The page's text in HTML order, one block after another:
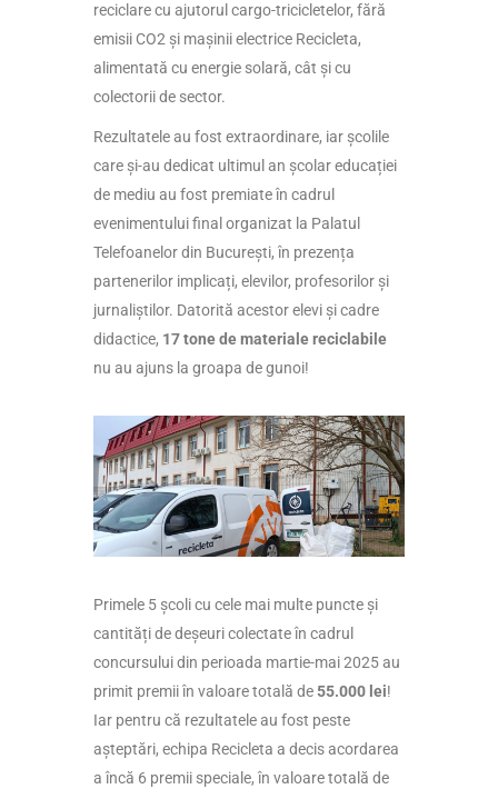
reciclare cu ajutorul cargo-tricicletelor, fără
emisii CO2 și mașinii electrice Recicleta,
alimentată cu energie solară, cât și cu
colectorii de sector.
Rezultatele au fost extraordinare, iar școlile
care și-au dedicat ultimul an școlar educației
de mediu au fost premiate în cadrul
evenimentului final organizat la Palatul
Telefoanelor din București, în prezența
partenerilor implicați, elevilor, profesorilor și
jurnaliștilor. Datorită acestor elevi și cadre
didactice, 17 tone de materiale reciclabile
nu au ajuns la groapa de gunoi!
Primele 5 școli cu cele mai multe puncte și
cantități de deșeuri colectate în cadrul
concursului din perioada martie-mai 2025 au
primit premii în valoare totală de55.000 lei!
Iar pentru că rezultatele au fost peste
așteptări, echipa Recicleta a decis acordarea
a încă 6 premii speciale, în valoare totală de